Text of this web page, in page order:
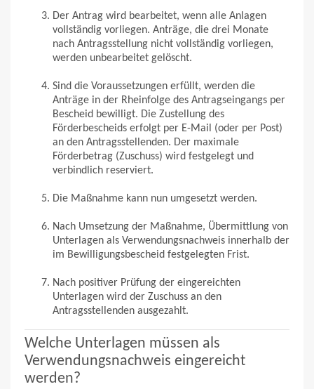
Der Antrag wird bearbeitet, wenn alle Anlagen
vollständig vorliegen. Anträge, die drei Monate
nach Antragsstellung nicht vollständig vorliegen,
werden unbearbeitet gelöscht.
Sind die Voraussetzungen erfüllt, werden die
Anträge in der Rheinfolge des Antragseingangs per
Bescheid bewilligt. Die Zustellung des
Förderbescheids erfolgt per E-Mail (oder per Post)
an den Antragsstellenden. Der maximale
Förderbetrag (Zuschuss) wird festgelegt und
verbindlich reserviert.
Die Maßnahme kann nun umgesetzt werden.
Nach Umsetzung der Maßnahme, Übermittlung von
Unterlagen als Verwendungsnachweis innerhalb der
im Bewilligungsbescheid festgelegten Frist.
Nach positiver Prüfung der eingereichten
Unterlagen wird der Zuschuss an den
Antragsstellenden ausgezahlt.
Welche Unterlagen müssen als
Verwendungsnachweis eingereicht
werden?